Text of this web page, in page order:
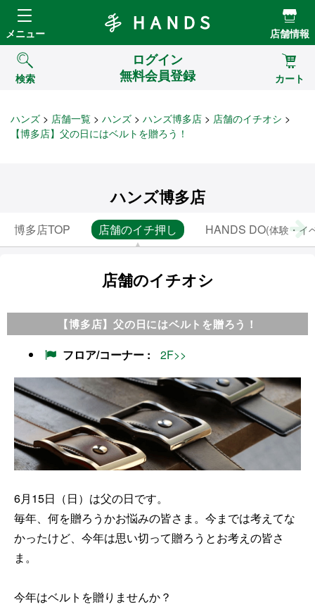
Hands ハンズ
メニュー 店舗情報
検索
ログイン
無料会員登録
カート
ハンズ 店舗一覧 ハンズ ハンズ博多店
店舗のイチオシ
【博多店】父の日にはベルトを贈ろう！
ハンズ博多店
博多店TOP 店舗のイチ押し HANDS DO(体験・イ
店舗のイチオシ
【博多店】父の日にはベルトを贈ろう！
フロア/コーナー 2F>>
6月15日（日）は父の日です。
毎年、何を贈ろうかお悩みの皆さま。今までは考えてな
かったけど、今年は思い切って贈ろうとお考えの皆さ
ま。
今年はベルトを贈りませんか？